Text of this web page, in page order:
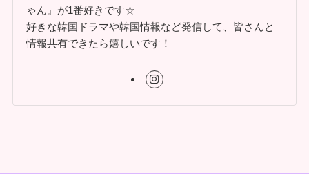
ゃん』が1番好きです☆
好きな韓国ドラマや韓国情報など発信して、皆さんと
情報共有できたら嬉しいです！